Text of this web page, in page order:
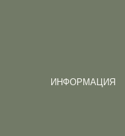
ИНФОРМАЦИЯ